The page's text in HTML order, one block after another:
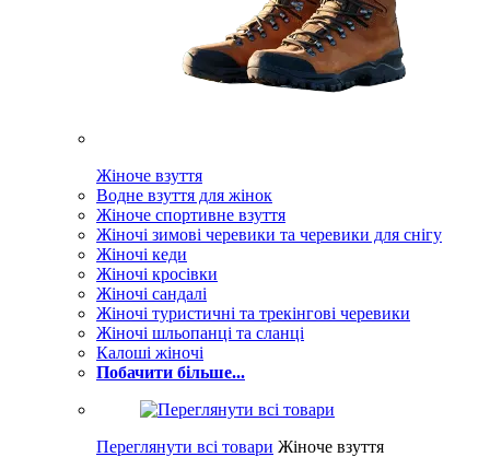
Жіноче взуття
Водне взуття для жінок
Жіноче спортивне взуття
Жіночі зимові черевики та черевики для снігу
Жіночі кеди
Жіночі кросівки
Жіночі сандалі
Жіночі туристичні та трекінгові черевики
Жіночі шльопанці та сланці
Калоші жіночі
Побачити більше...
Переглянути всі товари Жіноче взуття